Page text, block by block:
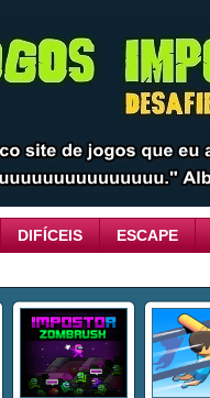
DIFÍCEIS ESCAPE